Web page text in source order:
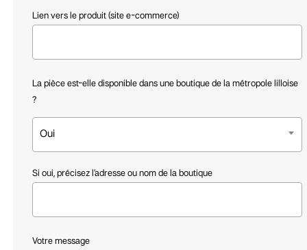
Lien vers le produit (site e-commerce)
La pièce est-elle disponible dans une boutique de la métropole lilloise
?
Oui
Si oui, précisez l’adresse ou nom de la boutique
Votre message